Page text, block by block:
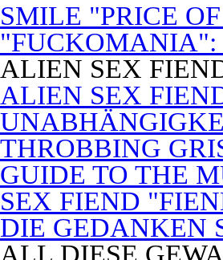
SMILE "PRICE
"FUCKOMANIA":
ALIEN SEX
ALIEN SEX
THROBBING
GUIDE TO THE
SEX FIEND
DIE GEDANKEN
ALL DIESE